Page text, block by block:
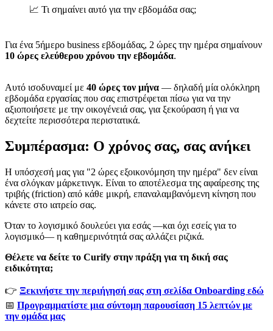
📈 Τι σημαίνει αυτό για την εβδομάδα σας;
Για ένα 5ήμερο business εβδομάδας, 2 ώρες την ημέρα σημαίνουν
10 ώρες ελεύθερου χρόνου την εβδομάδα.
Αυτό ισοδυναμεί με 40 ώρες τον μήνα — δηλαδή μία ολόκληρη
εβδομάδα εργασίας που σας επιστρέφεται πίσω για να την
αξιοποιήσετε με την οικογένειά σας, για ξεκούραση ή για να
δεχτείτε περισσότερα περιστατικά.
Συμπέρασμα: Ο χρόνος σας, σας ανήκει
Η υπόσχεσή μας για "2 ώρες εξοικονόμηση την ημέρα" δεν είναι
ένα σλόγκαν μάρκετινγκ. Είναι το αποτέλεσμα της αφαίρεσης της
τριβής (friction) από κάθε μικρή, επαναλαμβανόμενη κίνηση που
κάνετε στο ιατρείο σας.
Όταν το λογισμικό δουλεύει για εσάς —και όχι εσείς για το
λογισμικό— η καθημερινότητά σας αλλάζει ριζικά.
Θέλετε να δείτε το Curify στην πράξη για τη δική σας
ειδικότητα;
👉 Ξεκινήστε την περιήγησή σας στη σελίδα Onboarding εδώ
📅 Προγραμματίστε μια σύντομη παρουσίαση 15 λεπτών με
την ομάδα μας